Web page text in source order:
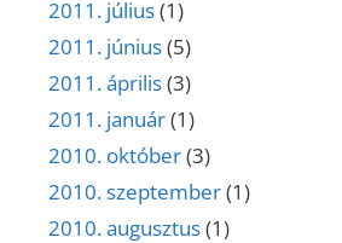
2011. július(1)
2011. június(5)
2011. április(3)
2011. január(1)
2010. október(3)
2010. szeptember(1)
2010. augusztus(1)